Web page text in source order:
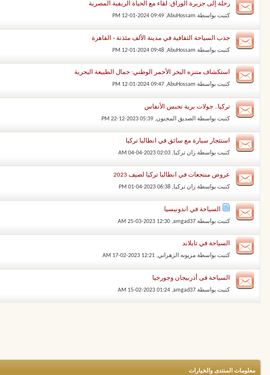
رحلة إلى جزيرة الوراق: لقاء مع الحياة الريفية المصرية
كتبت بواسطة AbuHossam
‏, 12-01-2024 09:49 PM
جذب السياحة الثقافية في مدينة الألف مئذنة - القاهرة
كتبت بواسطة AbuHossam
‏, 12-01-2024 09:48 PM
استكشاف متنزه البحر الأحمر الوطني: جمال الطبيعة البحرية
كتبت بواسطة AbuHossam
‏, 12-01-2024 09:47 PM
تركيا.. جولات برية تحبس الأنفاس
كتبت بواسطة الصديق المجنون‏, 22-12-2023 05:39 PM
استئجار سيارة مع سائق في انطاليا تركيا
كتبت بواسطة زان تركيا‏, 04-04-2023 02:03 AM
عروض منتجعات في انطاليا تركيا لصيف 2023
كتبت بواسطة زان تركيا‏, 01-04-2023 06:38 PM
السياحة في اندونيسيا
كتبت بواسطة amgad37
‏, 25-03-2023 12:30 AM
السياحة في تايلاند
كتبت بواسطة مزيونه الزهراني‏, 17-02-2023 12:21 AM
السياحة فى أذربيجان وجورجيا
كتبت بواسطة amgad37
‏, 15-02-2023 01:24 AM
معلومات المنتدى والخيارات